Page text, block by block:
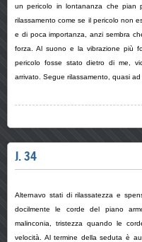
un pericolo in lontananza che pian
rilassamento come se il pericolo non
e di poca importanza, anzi sembra
forza. Al suono e la vibrazione più
pericolo fosse stato dietro di me,
arrivato. Segue rilassamento, quasi ad
J. 34
Alternavo stati di rilassatezza e
docilmente le corde del piano
malinconia, tristezza quando le
velocità. Al termine della seduta è